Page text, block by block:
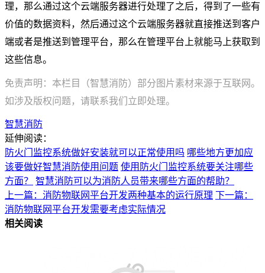
理，那么通过这个云端服务器进行处理了之后，得到了一些有
价值的数据资料，然后通过这个云端服务器就直接推送到客户
端或者是推送到管理平台，那么在管理平台上就能马上获取到
这些信息。
免责声明：本栏目（智慧消防）部分图片素材来源于互联网。
如涉及版权问题，请联系我们立即处理。
智慧消防
延伸阅读：
防火门监控系统做好安装就可以正常使用吗 哪些地方更加应
该要做好智慧消防使用问题 使用防火门监控系统要关注哪些
方面？
智慧消防可以为消防人员带来哪些方面的帮助？
上一篇：消防物联网平台开发两种基本的运行原理 下一篇：
消防物联网平台开发需要考虑实际情况
相关阅读